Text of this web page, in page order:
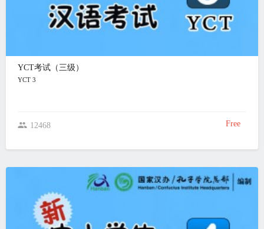
YCT考试（三级）
YCT 3
12468 Free